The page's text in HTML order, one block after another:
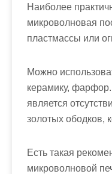
Наиболее
микроволновая
пластмассы или
Можно
керамику,
является
золотых ободков,
Есть такая
микроволновой